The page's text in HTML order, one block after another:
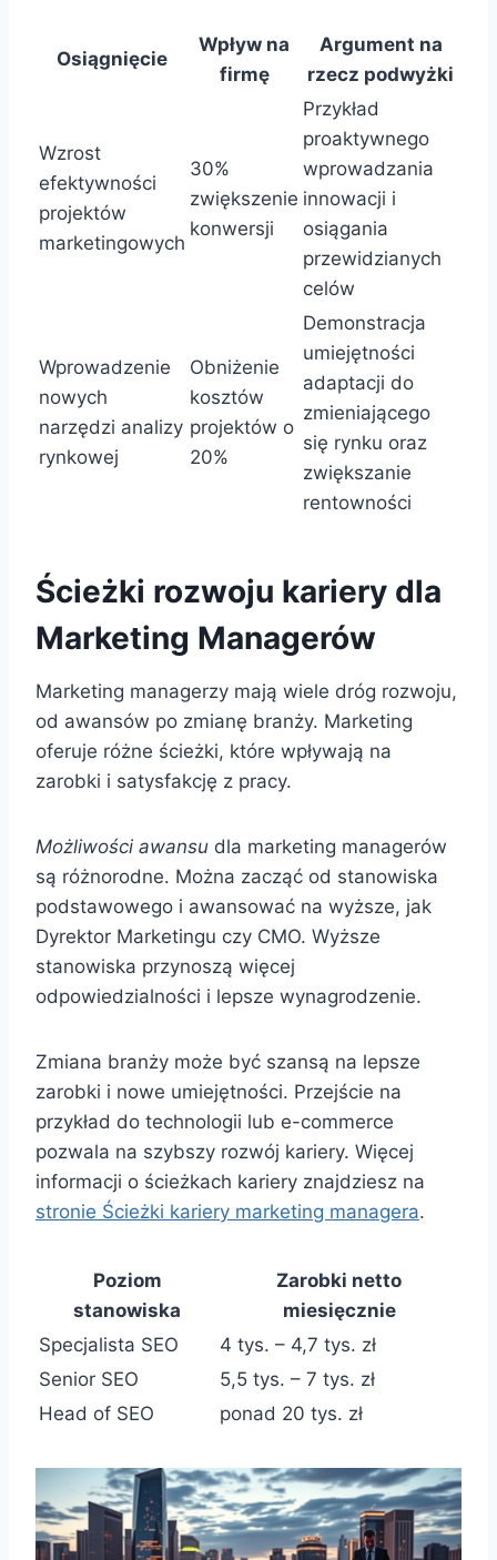
Osiągnięcie
Wpływ na
firmę
Argument na
rzecz podwyżki
Wzrost
efektywności
projektów
marketingowych
30%
zwiększenie
konwersji
Przykład
proaktywnego
wprowadzania
innowacji i
osiągania
przewidzianych
celów
Wprowadzenie
nowych
narzędzi analizy
rynkowej
Obniżenie
kosztów
projektów o
20%
Demonstracja
umiejętności
adaptacji do
zmieniającego
się rynku oraz
zwiększanie
rentowności
Ścieżki rozwoju kariery dla
Marketing Managerów
Marketing managerzy mają wiele dróg rozwoju,
od awansów po zmianę branży. Marketing
oferuje różne ścieżki, które wpływają na
zarobki i satysfakcję z pracy.
Możliwości awansu dla marketing managerów
są różnorodne. Można zacząć od stanowiska
podstawowego i awansować na wyższe, jak
Dyrektor Marketingu czy CMO. Wyższe
stanowiska przynoszą więcej
odpowiedzialności i lepsze wynagrodzenie.
Zmiana branży może być szansą na lepsze
zarobki i nowe umiejętności. Przejście na
przykład do technologii lub e-commerce
pozwala na szybszy rozwój kariery. Więcej
informacji o ścieżkach kariery znajdziesz na
stronie Ścieżki kariery marketing managera.
Poziom
stanowiska
Zarobki netto
miesięcznie
Specjalista SEO
4 tys. – 4,7 tys. zł
Senior SEO
5,5 tys. – 7 tys. zł
Head of SEO
ponad 20 tys. zł